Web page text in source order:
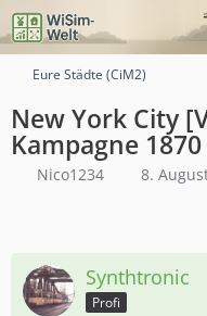
Eure Städte (CiM2)
New York City
Kampagne
Nico1234 8.
Synthtronic
Profi